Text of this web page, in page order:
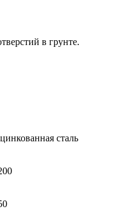
в грунте.
сталь